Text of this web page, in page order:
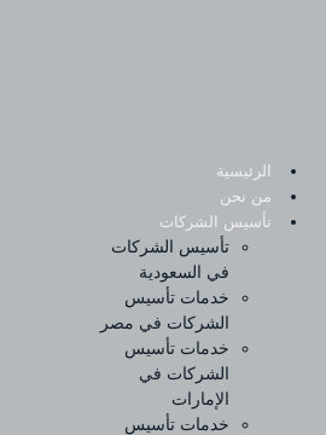
الرئيسية
من نحن
تأسيس الشركات
تأسيس الشركات
في السعودية
خدمات تأسيس
الشركات في مصر
خدمات تأسيس
الشركات في
الإمارات
خدمات تأسيس